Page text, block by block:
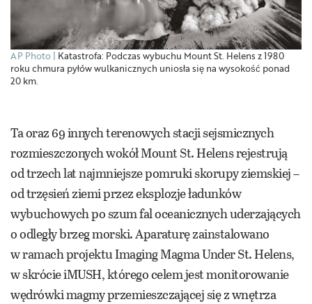
AP Photo Katastrofa: Podczas wybuchu Mount St. Helens z 1980
roku chmura pyłów wulkanicznych uniosła się na wysokość ponad
20 km.
Ta oraz 69 innych terenowych stacji sejsmicznych
rozmieszczonych wokół Mount St. Helens rejestrują
od trzech lat najmniejsze pomruki skorupy ziemskiej –
od trzęsień ziemi przez eksplozje ładunków
wybuchowych po szum fal oceanicznych uderzających
o odległy brzeg morski. Aparaturę zainstalowano
w ramach projektu Imaging Magma Under St. Helens,
w skrócie iMUSH, którego celem jest monitorowanie
wędrówki magmy przemieszczającej się z wnętrza